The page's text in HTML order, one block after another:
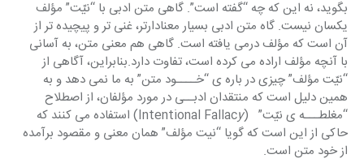
بگوید، نه این که چه “گفته است”. گاهی متن ادبی با “نیّت” مؤلف
یکسان نیست. گاه متن ادبی بسیار معنادارتر، غنی تر و پیچیده تر از
آن است که مؤلف درمی یافته است. گاهی هم معنی متن، به آسانی
با آنچه مؤلف اراده می کرده است، تفاوت دارد.بنابراین، آگاهی از
“نیّت مؤلف” چیزی در باره ی “خــــود متن” به ما نمی دهد و به
همین دلیل است که منتقدان ادبــی در مورد مؤلفان، از اصطلاح
“مغلطـــه ی نیّت” (Intentional Fallac
y
) استفاده می کنند که
حاکی از این است که گویا “نیت مؤلف” همان معنی و مقصود برآمده
از خود متن است.